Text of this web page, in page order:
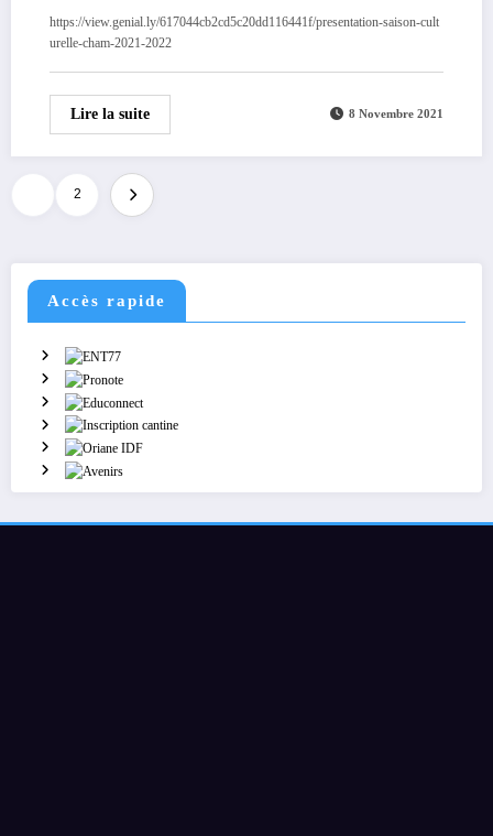
https://view.genial.ly/617044cb2cd5c20dd116441f/presentation-saison-cult
urelle-cham-2021-2022
Lire la suite 8 Novembre 2021
Pagination
publications
2
Accès rapide